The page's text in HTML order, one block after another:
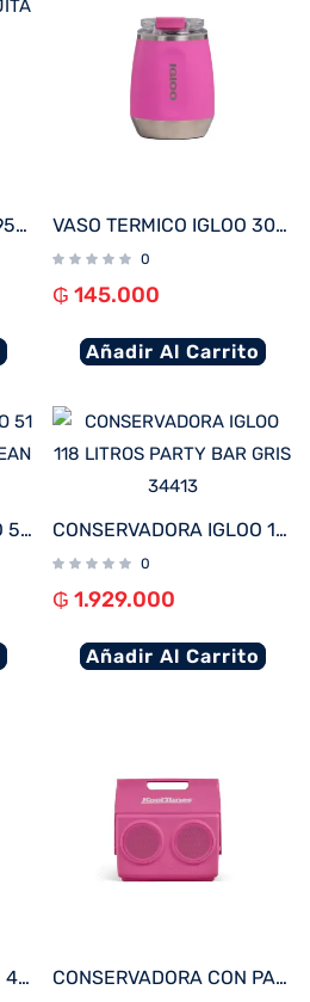
VASO TERMICO IGLOO 950 ML ICE DYE ROSA C/PAJITA 71363 VASO TERMICO IGLOO 300ML P/VINO ROSA C/TAPA 71364
0
₲ 145.000
Añadir Al Carrito
CONSERVADORA IGLOO 51 LITROS LEGACY TOO OCEAN MIST 50658 CONSERVADORA IGLOO 118 LITROS PARTY BAR GRIS 34413
0
₲ 1.929.000
Añadir Al Carrito
BOLSA TERMICA IGLOO 40 LATAS COLLAPSIBLE GRIS 66324 CONSERVADORA CON PARLANTE IGLOO 13L KOOLTUNES ROSA 27733